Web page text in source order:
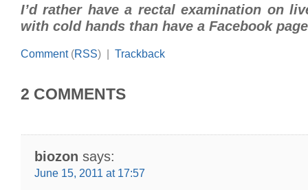
I’d rather have a rectal examination on
with cold hands than have a Facebook
Comment(RSS) | Trackback
2 COMMENTS
biozon says:
June 15, 2011 at 17:57